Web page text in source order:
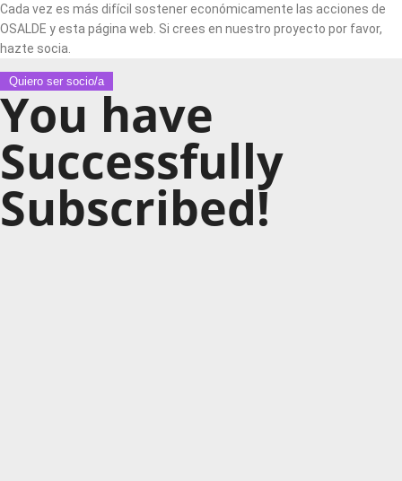
Cada vez es más difícil sostener económicamente las acciones de
OSALDE y esta página web. Si crees en nuestro proyecto por favor,
hazte socia.
Quiero ser socio/a
You have
Successfully
Subscribed!